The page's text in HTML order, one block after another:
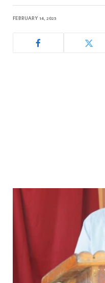
FEBRUARY 14, 2025